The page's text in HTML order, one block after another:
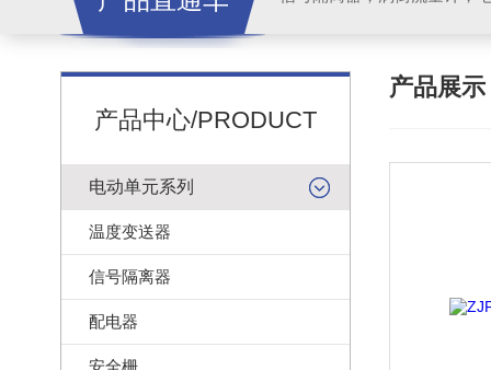
产品中心/PRODUCT
电动单元系列
温度变送器
信号隔离器
配电器
安全栅
产品展示